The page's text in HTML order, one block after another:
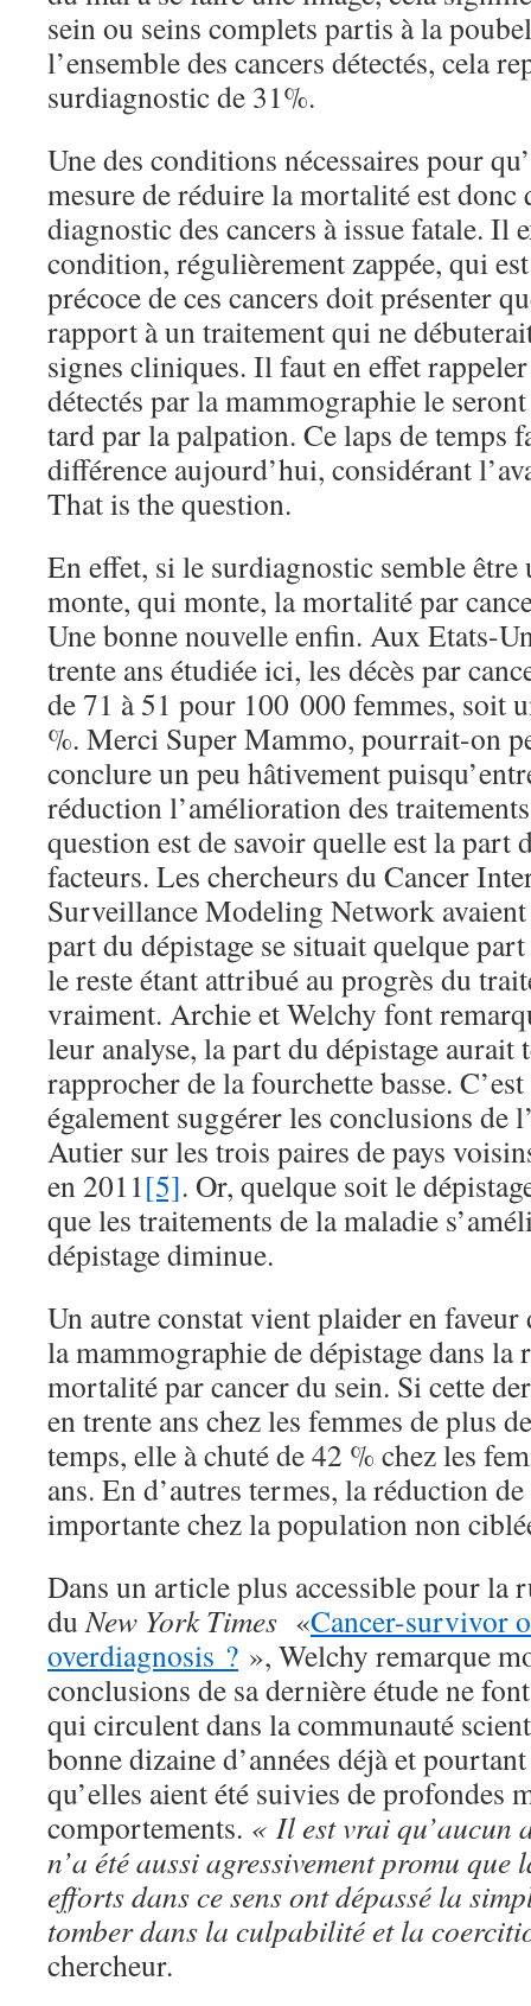
sein ou seins complets partis à la
l’ensemble des cancers détectés, cela
surdiagnostic de 31%.
Une des conditions nécessaires pour
mesure de réduire la mortalité est donc
diagnostic des cancers à issue fatale. Il
condition, régulièrement zappée, qui
précoce de ces cancers doit présenter
rapport à un traitement qui ne
signes cliniques. Il faut en effet
détectés par la mammographie le
tard par la palpation. Ce laps de temps
différence aujourd’hui, considérant
That is the question.
En effet, si le surdiagnostic semble être
monte, qui monte, la mortalité par
Une bonne nouvelle enfin. Aux Etats-
trente ans étudiée ici, les décès par
de 71 à 51 pour 100 000 femmes, soit
%. Merci Super Mammo, pourrait-on
conclure un peu hâtivement
réduction l’amélioration des
question est de savoir quelle est la part
facteurs. Les chercheurs du Cancer
Surveillance Modeling Network
part du dépistage se situait quelque
le reste étant attribué au progrès du
vraiment. Archie et Welchy font
leur analyse, la part du dépistage aurait
rapprocher de la fourchette basse.
également suggérer les conclusions de
Autier sur les trois paires de pays
en 2011[5]. Or, quelque soit le
que les traitements de la maladie
dépistage diminue.
Un autre constat vient plaider en faveur
la mammographie de dépistage dans la
mortalité par cancer du sein. Si cette
en trente ans chez les femmes de plus
temps, elle à chuté de 42 % chez les
ans. En d’autres termes, la réduction
importante chez la population non
Dans un article plus accessible pour
duNew York Times «Cancer-survivor
overdiagnosis ? », Welchy remarque
conclusions de sa dernière étude ne
qui circulent dans la communauté
bonne dizaine d’années déjà et
qu’elles aient été suivies de profondes
comportements. « Il est vrai qu’aucun
n’a été aussi agressivement promu que
efforts dans ce sens ont dépassé la
tomber dans la culpabilité et la
chercheur.